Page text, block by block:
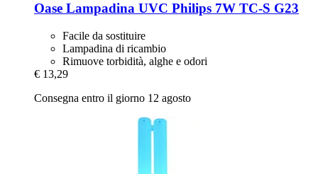
Oase Lampadina UVC Philips 7W TC-​S G23
Facile da sostituire
Lampadina di ricambio
Rimuove torbidità, alghe e odori
€ 13,29
Consegna entro il giorno 12 agosto